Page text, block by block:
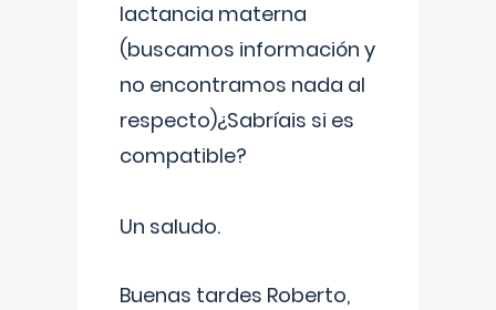
lactancia materna
(buscamos información y
no encontramos nada al
respecto)¿Sabríais si es
compatible?
Un saludo.
Buenas tardes Roberto,